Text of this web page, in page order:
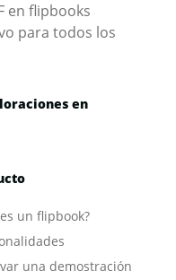
en flipbooks
para todos los
en
un flipbook?
una demostración